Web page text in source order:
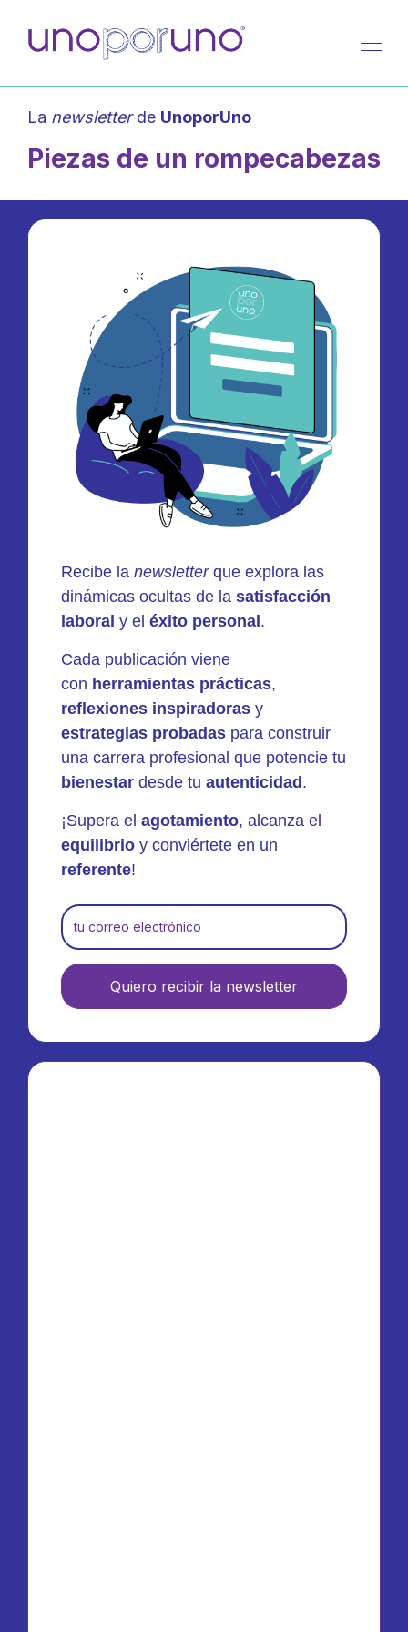
La newsletterde UnoporUno
Piezas de un rompecabezas
Recibe la newsletterque explora las
dinámicas ocultas de la satisfacción
laboral y el éxito personal .
Cada publicación viene
con herramientas prácticas,
reflexiones inspiradoras y
estrategias probadas para construir
una carrera profesional que potencie tu
bienestar desde tu autenticidad .
¡Supera el agotamiento, alcanza el
equilibrio y conviértete en un
referente!
Quiero recibir la newsletter